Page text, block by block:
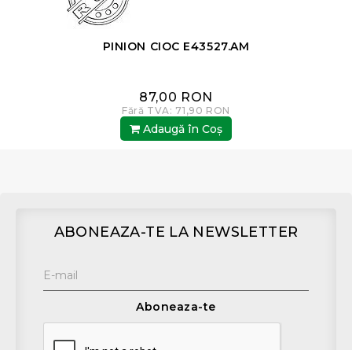
PINION CIOC E43527.AM
87,00 RON
Fără TVA: 71,90 RON
Adaugă în Coş
ABONEAZA-TE LA NEWSLETTER
Aboneaza-te